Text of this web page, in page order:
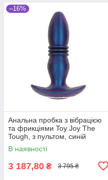
–16%
Анальна пробка з вібрацією
та фрикціями Toy Joy The
Tough, з пультом, синій
В наявності
3 187,80 ₴ 3 795 ₴